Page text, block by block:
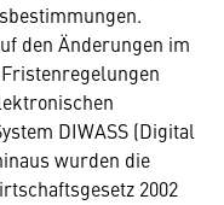
den Änderungen im
DIWASS (Digital
wurden die
2002